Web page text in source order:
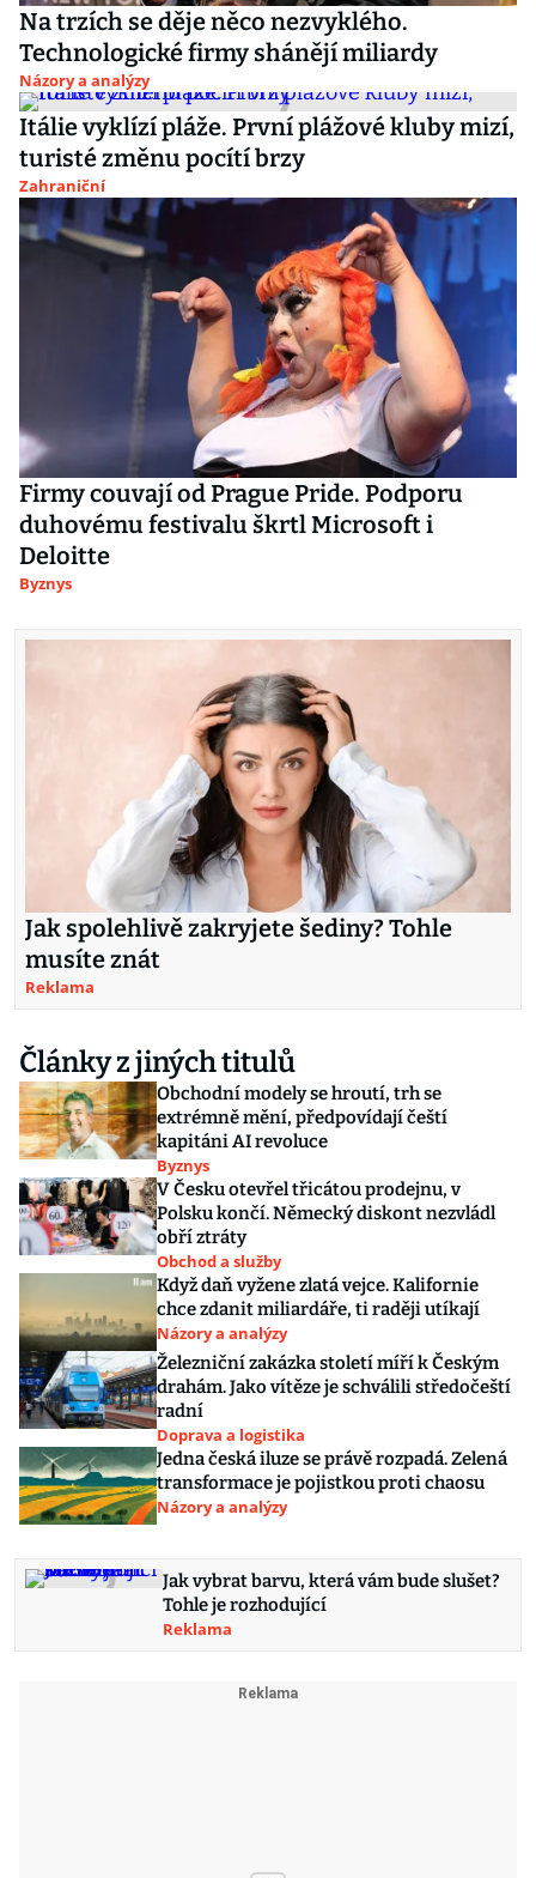
Na trzích se děje něco nezvyklého.
Technologické firmy shánějí miliardy
Názory a analýzy
Itálie vyklízí pláže. První plážové kluby mizí,
turisté změnu pocítí brzy
Zahraniční
Firmy couvají od Prague Pride. Podporu
duhovému festivalu škrtl Microsoft i
Deloitte
Byznys
Jak spolehlivě zakryjete šediny? Tohle
musíte znát
Reklama
Články z jiných titulů
Obchodní modely se hroutí, trh se
extrémně mění, předpovídají čeští
kapitáni AI revoluce
Byznys
V Česku otevřel třicátou prodejnu, v
Polsku končí. Německý diskont nezvládl
obří ztráty
Obchod a služby
Když daň vyžene zlatá vejce. Kalifornie
chce zdanit miliardáře, ti raději utíkají
Názory a analýzy
Železniční zakázka století míří k Českým
drahám. Jako vítěze je schválili středočeští
radní
Doprava a logistika
Jedna česká iluze se právě rozpadá. Zelená
transformace je pojistkou proti chaosu
Názory a analýzy
Jak vybrat barvu, která vám bude slušet?
Tohle je rozhodující
Reklama